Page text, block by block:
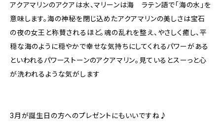
アクアマリンのアクアは水、マリーンは海 ラテン語で「海の水」を
意味します。海の神秘を閉じ込めたアクアマリンの美しさは宝石
の夜の女王と称賛されるほど。魂の乱れを整え、やさしく癒し、平
穏な海のように穏やかで幸せな気持ちにしてくれるパワーがある
といわれるパワーストーンのアクアマリン。見ているとスーっと心
が洗われるような気がします
3月が誕生日の方へのプレゼントにもいいですね♪